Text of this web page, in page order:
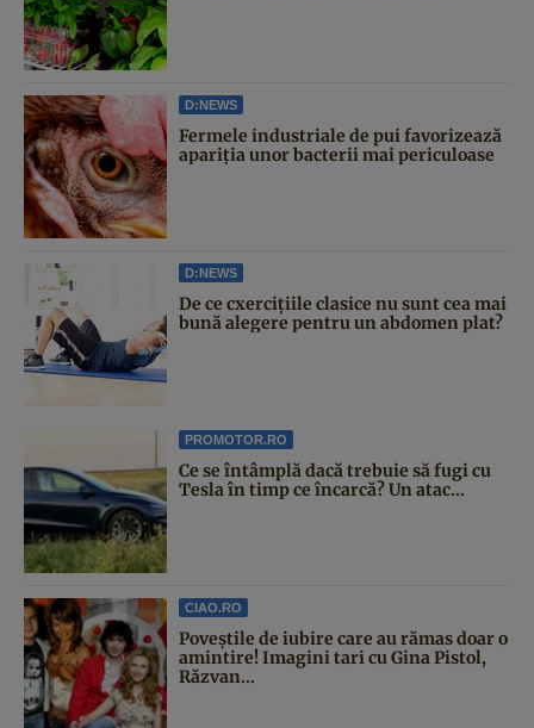
D:NEWS
Fermele industriale de pui favorizează
apariția unor bacterii mai periculoase
D:NEWS
De ce cxercițiile clasice nu sunt cea mai
bună alegere pentru un abdomen plat?
PROMOTOR.RO
Ce se întâmplă dacă trebuie să fugi cu
Tesla în timp ce încarcă? Un atac...
CIAO.RO
Poveştile de iubire care au rămas doar o
amintire! Imagini tari cu Gina Pistol,
Răzvan...